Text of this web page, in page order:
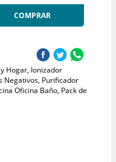
COMPRAR
Hogar, Ionizador
Negativos, Purificador
Oficina Baño, Pack de